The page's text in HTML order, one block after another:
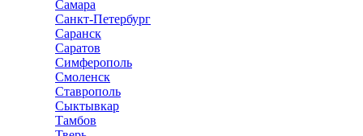
Самара
Санкт-Петербург
Саранск
Саратов
Симферополь
Смоленск
Ставрополь
Сыктывкар
Тамбов